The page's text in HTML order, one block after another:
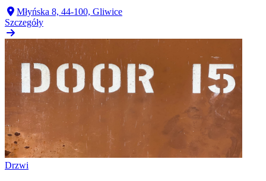
Młyńska 8, 44-100, Gliwice
Szczegóły
Drzwi